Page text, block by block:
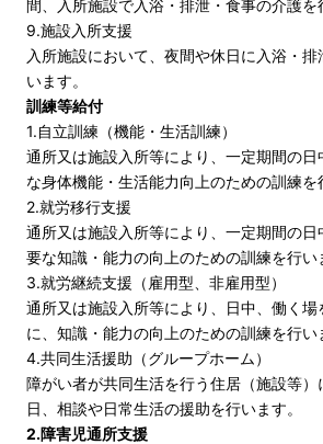
間、入所施設で入浴・排泄・食事の介護を
9.施設入所支援
入所施設において、夜間や休日に入浴・
います。
訓練等給付
1.自立訓練（機能・生活訓練）
通所又は施設入所等により、一定期間の
な身体機能・生活能力向上のための訓練を
2.就労移行支援
通所又は施設入所等により、一定期間の
要な知識・能力の向上のための訓練を行い
3.就労継続支援（雇用型、非雇用型）
通所又は施設入所等により、日中、働く場
に、知識・能力の向上のための訓練を行い
4.共同生活援助（グループホーム）
障がい者が共同生活を行う住居（施設等
日、相談や日常生活の援助を行います。
2.障害児通所支援